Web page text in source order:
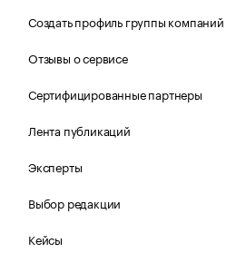
Создать профиль группы компаний
Отзывы о сервисе
Сертифицированные партнеры
Лента публикаций
Эксперты
Выбор редакции
Кейсы